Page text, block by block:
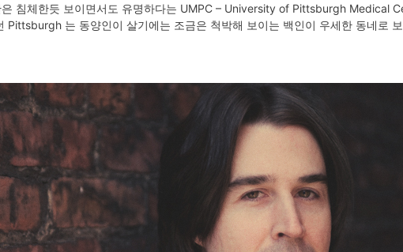
침체한듯 보이면서도 유명하다는 UMPC – University of Pittsburgh Medical
Pittsburgh 는 동양인이 살기에는 조금은 척박해 보이는 백인이 우세한 동네로